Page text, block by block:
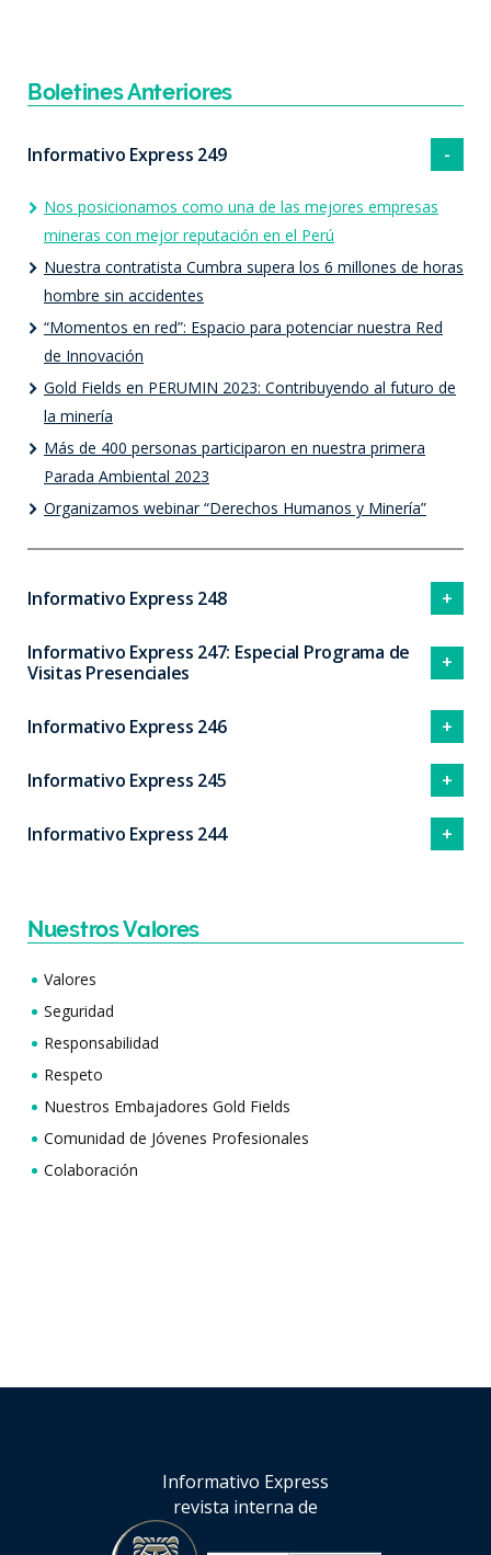
Boletines Anteriores
Informativo Express 249
Nos posicionamos como una de las mejores empresas
mineras con mejor reputación en el Perú
Nuestra contratista Cumbra supera los 6 millones de horas
hombre sin accidentes
“Momentos en red”: Espacio para potenciar nuestra Red
de Innovación
Gold Fields en PERUMIN 2023: Contribuyendo al futuro de
la minería
Más de 400 personas participaron en nuestra primera
Parada Ambiental 2023
Organizamos webinar “Derechos Humanos y Minería”
Informativo Express 248
Informativo Express 247: Especial Programa de
Visitas Presenciales
Informativo Express 246
Informativo Express 245
Informativo Express 244
Nuestros Valores
Valores
Seguridad
Responsabilidad
Respeto
Nuestros Embajadores Gold Fields
Comunidad de Jóvenes Profesionales
Colaboración
Informativo Express
revista interna de